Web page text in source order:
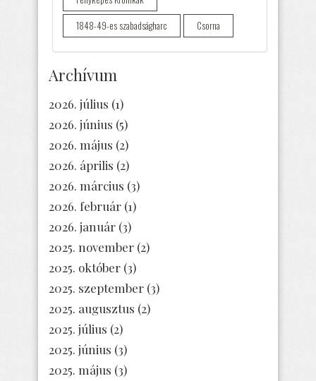
1848-49-es szabadságharc
Csorna
Archívum
2026. július (1)
2026. június (5)
2026. május (2)
2026. április (2)
2026. március (3)
2026. február (1)
2026. január (3)
2025. november (2)
2025. október (3)
2025. szeptember (3)
2025. augusztus (2)
2025. július (2)
2025. június (3)
2025. május (3)